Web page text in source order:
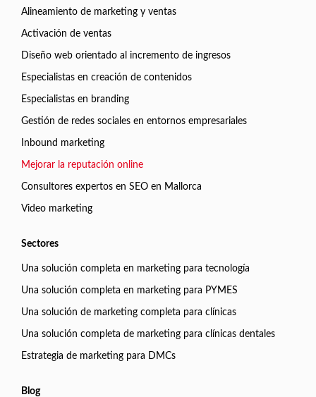
Alineamiento de marketing y ventas
Activación de ventas
Diseño web orientado al incremento de ingresos
Especialistas en creación de contenidos
Especialistas en branding
Gestión de redes sociales en entornos empresariales
Inbound marketing
Mejorar la reputación online
Consultores expertos en SEO en Mallorca
Video marketing
Sectores
Una solución completa en marketing para tecnología
Una solución completa en marketing para PYMES
Una solución de marketing completa para clínicas
Una solución completa de marketing para clínicas dentales
Estrategia de marketing para DMCs
Blog